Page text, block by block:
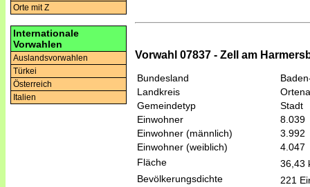
Orte mit Z
Internationale
Vorwahlen
Auslandsvorwahlen
Türkei
Österreich
Italien
Vorwahl 07837 - Zell am
Bundesland
Landkreis
Gemeindetyp
Stadt
Einwohner
8.039
Einwohner (männlich)
3.992
Einwohner (weiblich)
4.047
Fläche
36,43
Bevölkerungsdichte
221